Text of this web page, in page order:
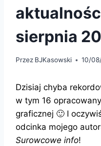
sierpnia
Przez BJKasowski 10/
Dzisiaj chyba
w tym 16
graficznej 🙂 I
odcinka mojego
Surowcowe info!